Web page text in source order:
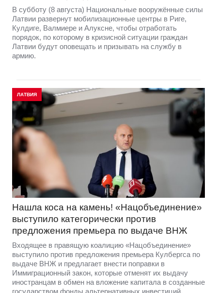
В субботу (8 августа) Национальные вооружённые силы
Латвии развернут мобилизационные центры в Риге,
Кулдиге, Валмиере и Алуксне, чтобы отработать
порядок, по которому в кризисной ситуации граждан
Латвии будут оповещать и призывать на службу в
армию.
ЛАТВИЯ
Нашла коса на камень! «Нацобъединение»
выступило категорически против
предложения премьера по выдаче ВНЖ
Входящее в правящую коалицию «Нацобъединение»
выступило против предложения премьера Кулбергса по
выдаче ВНЖ и предлагает внести поправки в
Иммиграционный закон, которые отменят их выдачу
иностранцам в обмен на вложение капитала в созданные